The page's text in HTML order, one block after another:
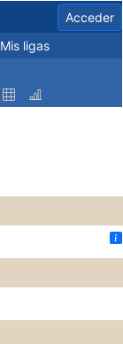
Acceder
Mis ligas